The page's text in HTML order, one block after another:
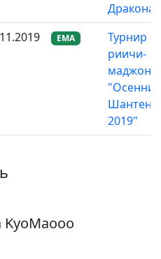
Дракона
EMA
Турнир
риичи-
маджонгу
"Осенний
Шантен
2019"
KyoMaooo